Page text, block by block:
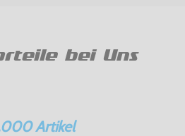
bei Uns
Artikel